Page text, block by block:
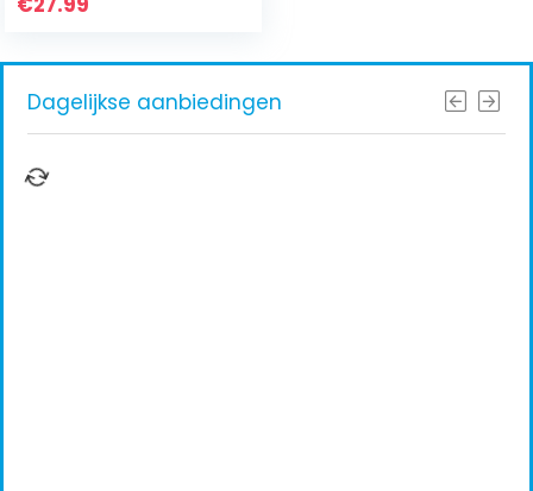
Dagelijkse aanbiedingen